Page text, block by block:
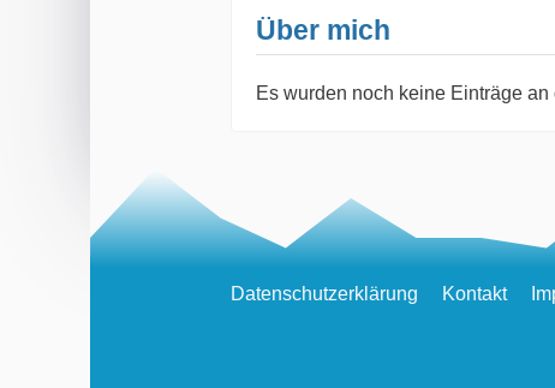
Über mich
Es wurden noch keine Einträge
Datenschutzerklärung Kontakt